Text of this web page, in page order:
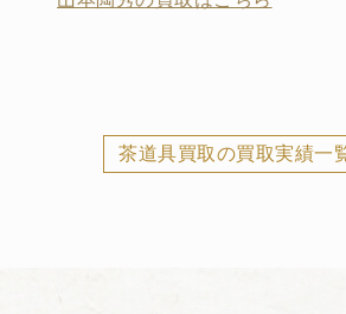
茶道具買取の買取実績一